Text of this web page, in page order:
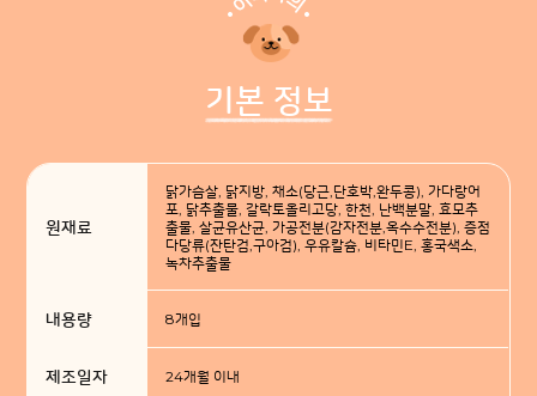
기본 정보
원재료
닭가슴살, 닭지방, 채소(당근,단호박,완두콩), 가다랑어
포, 닭추출물, 갈락토올리고당, 한천, 난백분말, 효모추
출물, 살균유산균, 가공전분(감자전분,옥수수전분), 증점
다당류(잔탄검,구아검), 우유칼슘, 비타민E, 홍국색소,
녹차추출물
내용량 8개입
제조일자 24개월 이내